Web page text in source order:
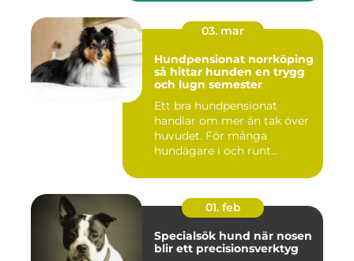
03. mar
Hundpensionat norrköping
så hittar hunden en trygg
och lugn semester
Ett bra hundpensionat
handlar om mer än tak över
huvudet. För många
hundägare i och runt
01. feb
Specialsök hund när nosen
blir ett precisionsverktyg